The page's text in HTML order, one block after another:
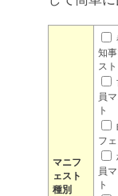
マニフ
ェスト
種別
知
スト
員
ト
フ
員
ト